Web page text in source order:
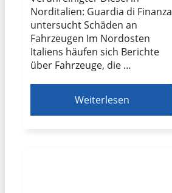
Norditalien: Guardia di Finanza
untersucht Schäden an
Fahrzeugen Im Nordosten
Italiens häufen sich Berichte
über Fahrzeuge, die …
Weiterlesen